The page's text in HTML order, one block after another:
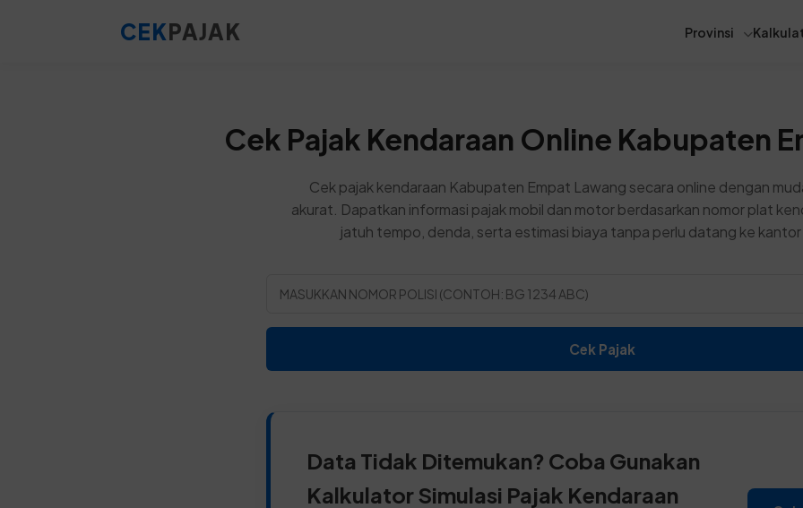
CEKPAJAK Provinsi
Cek Pajak Kendaraan Online Kabupaten
Cek pajak kendaraan Kabupaten Empat Lawang secara online dengan
akurat. Dapatkan informasi pajak mobil dan motor berdasarkan nomor plat
jatuh tempo, denda, serta estimasi biaya tanpa perlu datang ke kantor
Cek Pajak
Data Tidak Ditemukan? Coba Gunakan
Kalkulator Simulasi Pajak Kendaraan